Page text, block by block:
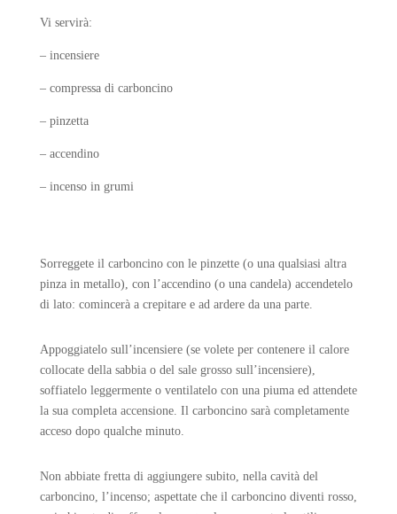
Vi servirà:
– incensiere
– compressa di carboncino
– pinzetta
– accendino
– incenso in grumi
Sorreggete il carboncino con le pinzette (o una qualsiasi altra
pinza in metallo), con l’accendino (o una candela) accendetelo
di lato: comincerà a crepitare e ad ardere da una parte.
Appoggiatelo sull’incensiere (se volete per contenere il calore
collocate della sabbia o del sale grosso sull’incensiere),
soffiatelo leggermente o ventilatelo con una piuma ed attendete
la sua completa accensione. Il carboncino sarà completamente
acceso dopo qualche minuto.
Non abbiate fretta di aggiungere subito, nella cavità del
carboncino, l’incenso; aspettate che il carboncino diventi rosso,